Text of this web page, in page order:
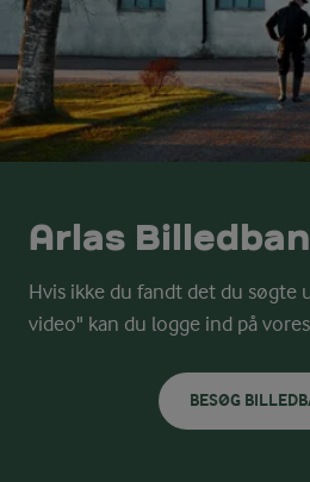
Arlas
Hvis ikke du fandt det du søgte
video" kan du logge ind på
BESØG